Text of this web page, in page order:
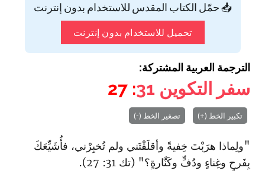
📥 حمّل الكتاب المقدس للاستخدام بدون إنترنت
تحميل للاستخدام بدون إنترنت
الترجمة العربية المشتركة:
سفر التكوين 31
: 27
تكبير الخط (+) تصغير الخط (-)
"ولِماذا هرَبْتَ خِفيةً وأقلَقْتَني ولم تُخبِرْني، فأُشَيِّعَكَ
بِفَرحٍ وغِناءٍ ودُفٍّ وكَنَّارةٍ؟" (تك 31: 27).